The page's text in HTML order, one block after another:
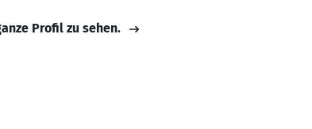
Profil zu sehen.